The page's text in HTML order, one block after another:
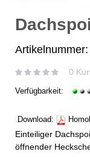
0
Verfügbarkeit:
Download:
Einteiliger
öffnender